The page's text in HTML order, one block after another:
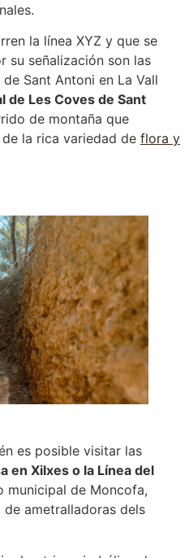
la línea XYZ y que se
su señalización son las
Sant Antoni en La Vall
de Les Coves de Sant
de montaña que
la rica variedad de flora y
es posible visitar las
en Xilxes o la Línea del
municipal de Moncofa,
ametralladoras dels